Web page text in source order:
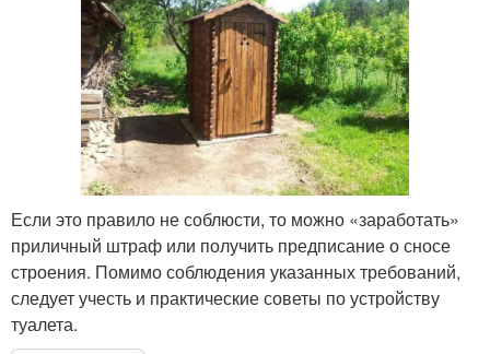
Если это правило не соблюсти, то можно «заработать»
приличный штраф или получить предписание о сносе
строения. Помимо соблюдения указанных требований,
следует учесть и практические советы по устройству
туалета.